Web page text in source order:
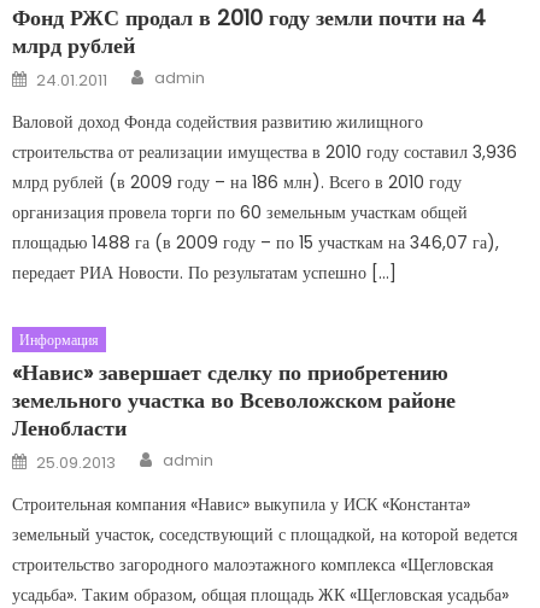
Фонд РЖС продал в 2010 году земли почти на 4
млрд рублей
Posted on
24.01.2011 Author
admin
Валовой доход Фонда содействия развитию жилищного
строительства от реализации имущества в 2010 году составил 3,936
млрд рублей (в 2009 году – на 186 млн). Всего в 2010 году
организация провела торги по 60 земельным участкам общей
площадью 1488 га (в 2009 году – по 15 участкам на 346,07 га),
передает РИА Новости. По результатам успешно […]
Информация
«Навис» завершает сделку по приобретению
земельного участка во Всеволожском районе
Ленобласти
Posted on
25.09.2013 Author
admin
Строительная компания «Навис» выкупила у ИСК «Константа»
земельный участок, соседствующий с площадкой, на которой ведется
строительство загородного малоэтажного комплекса «Щегловская
усадьба». Таким образом, общая площадь ЖК «Щегловская усадьба»